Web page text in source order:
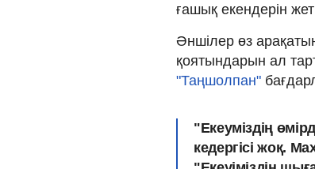
ғашық екендерін
Әншілер өз
қоятындарын ал
"Таңшолпан"
"Екеуміздің
кедергісі жоқ.